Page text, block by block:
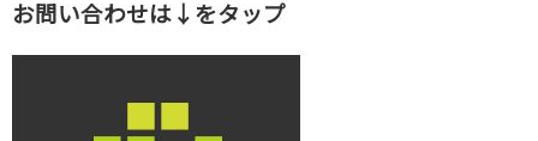
お問い合わせは↓をタップ